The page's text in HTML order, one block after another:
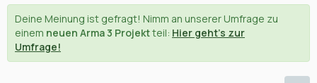
Deine Meinung ist gefragt! Nimm an unserer Umfrage zu
einem neuen Arma 3 Projektteil: Hier geht's zur
Umfrage!